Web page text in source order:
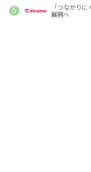
「つながり
展開へ